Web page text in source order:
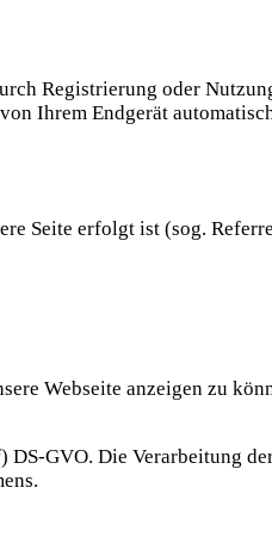
Registrierung oder
Ihrem Endgerät
Seite erfolgt ist (sog.
Webseite anzeigen zu
GVO. Die Verarbeitung